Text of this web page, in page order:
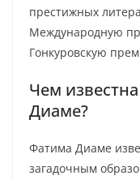
престижных
Международную
Гонкуровскую
Чем
Диаме?
Фатима Диаме
загадочным